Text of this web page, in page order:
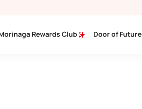
Rewards Club Door of Future